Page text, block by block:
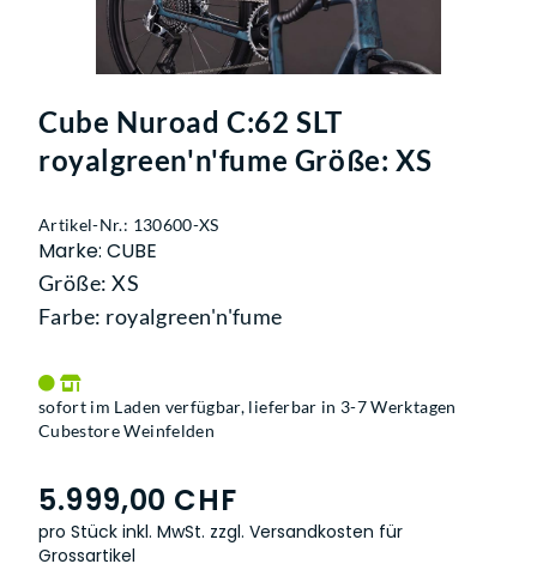
Cube Nuroad C:62 SLT
royalgreen'n'fume Größe: XS
Artikel-Nr.: 130600-XS
Marke: CUBE
Größe: XS
Farbe: royalgreen'n'fume
sofort im Laden verfügbar, lieferbar in 3-7 Werktagen
Cubestore Weinfelden
5.999,00 CHF
pro Stück inkl. MwSt. zzgl. Versandkosten für
Grossartikel